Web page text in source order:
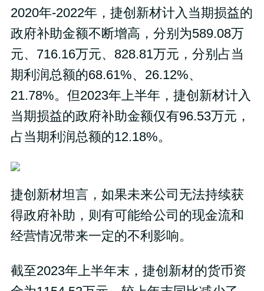
2020年-2022年，捷创新材计入当期损益的
政府补助金额不断增高，分别为589.08万
元、716.16万元、828.81万元，分别占当
期利润总额的68.61%、26.12%、
21.78%。但2023年上半年，捷创新材计入
当期损益的政府补助金额仅有96.53万元，
占当期利润总额的12.18%。
捷创新材坦言，如果未来公司无法持续获
得政府补助，则有可能给公司的现金流和
经营情况带来一定的不利影响。
截至2023年上半年末，捷创新材的货币资